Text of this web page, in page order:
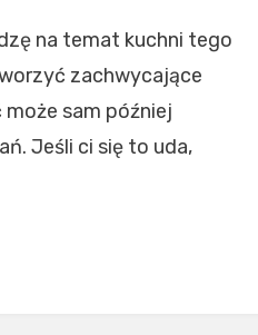
na temat kuchni tego
zachwycające
sam później
Jeśli ci się to uda,